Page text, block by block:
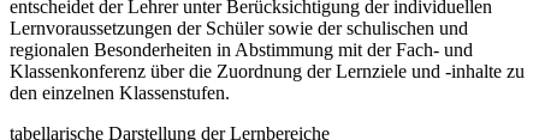
entscheidet der Lehrer unter Berücksichtigung der individuellen
Lernvoraussetzungen der Schüler sowie der schulischen und
regionalen Besonderheiten in Abstimmung mit der Fach- und
Klassenkonferenz über die Zuordnung der Lernziele und -inhalte zu
den einzelnen Klassenstufen.
tabellarische Darstellung der Lernbereiche